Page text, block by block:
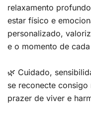
relaxamento
estar físico e
personalizado,
e o momento de
🌿 Cuidado,
se reconecte
prazer de viver e